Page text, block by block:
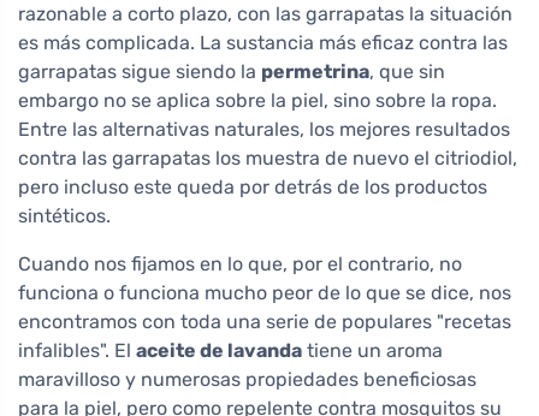
razonable a corto plazo, con las garrapatas la situación
es más complicada. La sustancia más eficaz contra las
garrapatas sigue siendo la permetrina, que sin
embargo no se aplica sobre la piel, sino sobre la ropa.
Entre las alternativas naturales, los mejores resultados
contra las garrapatas los muestra de nuevo el citriodiol,
pero incluso este queda por detrás de los productos
sintéticos.
Cuando nos fijamos en lo que, por el contrario, no
funciona o funciona mucho peor de lo que se dice, nos
encontramos con toda una serie de populares "recetas
infalibles". El aceite de lavanda tiene un aroma
maravilloso y numerosas propiedades beneficiosas
para la piel, pero como repelente contra mosquitos su